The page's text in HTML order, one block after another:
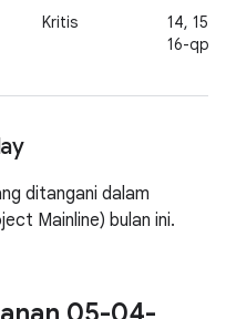
Kritis
14, 15,
16-qpr2
ditangani dalam
Mainline) bulan ini.